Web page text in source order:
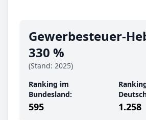
Gewerbe­steuer-
330 %
(Stand: 2025)
Ranking im
Bundesland:
595 1.258